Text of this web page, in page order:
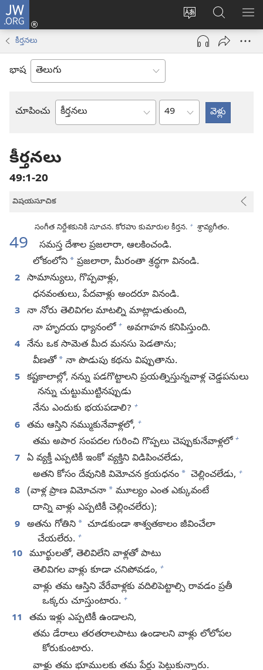
JW.ORG
సైట్
భాష
మార్చండి
లాగిన్
(కొత్త
ఓపెన్‌
JW.ORGలో
వెదకండి
కీర్తనలు
భాష
చూపించు
బైబిలు
అధ్యాయం
కీర్తనలు
49:1-20
విషయసూచిక
సంగీత నిర్దేశకునికి సూచన. కోరహు కుమారుల కీర్తన. + శ్రావ్యగీతం.
49
సమస్త దేశాల ప్రజలారా, ఆలకించండి.
లోకంలోని * ప్రజలారా, మీరంతా శ్రద్ధగా వినండి.
2 సామాన్యులు, గొప్పవాళ్లు,
ధనవంతులు, పేదవాళ్లు అందరూ వినండి.
3 నా నోరు తెలివిగల మాటల్ని మాట్లాడుతుంది,
నా హృదయ ధ్యానంలో + అవగాహన కనిపిస్తుంది.
4 నేను ఒక సామెత మీద మనసు పెడతాను;
వీణతో * నా పొడుపు కథను విప్పుతాను.
5 కష్టకాలాల్లో, నన్ను పడగొట్టాలని ప్రయత్నిస్తున్నవాళ్ల చెడ్డపనులు
నన్ను చుట్టుముట్టినప్పుడు
నేను ఎందుకు భయపడాలి? +
6 తమ ఆస్తిని నమ్ముకునేవాళ్లలో, +
తమ అపార సంపదల గురించి గొప్పలు చెప్పుకునేవాళ్లలో +
7 ఏ వ్యక్తీ ఎప్పటికీ ఇంకో వ్యక్తిని విడిపించలేడు,
అతని కోసం దేవునికి విమోచన క్రయధనం * చెల్లించలేడు, +
8 (వాళ్ల ప్రాణ విమోచనా * మూల్యం ఎంత ఎక్కువంటే
దాన్ని వాళ్లు ఎప్పటికీ చెల్లించలేరు);
9 అతను గోతిని * చూడకుండా శాశ్వతకాలం జీవించేలా
చేయలేరు. +
10 మూర్ఖులతో, తెలివిలేని వాళ్లతో పాటు
తెలివిగల వాళ్లు కూడా చనిపోవడం, +
వాళ్లు తమ ఆస్తిని వేరేవాళ్లకు వదిలిపెట్టాల్సి రావడం ప్రతీ
ఒక్కరు చూస్తుంటారు. +
11
తమ ఇళ్లు ఎప్పటికీ ఉండాలని,
తమ డేరాలు తరతరాలపాటు ఉండాలని వాళ్లు లోలోపల
కోరుకుంటారు.
వాళ్లు తమ భూములకు తమ పేర్లు పెట్టుకున్నారు.